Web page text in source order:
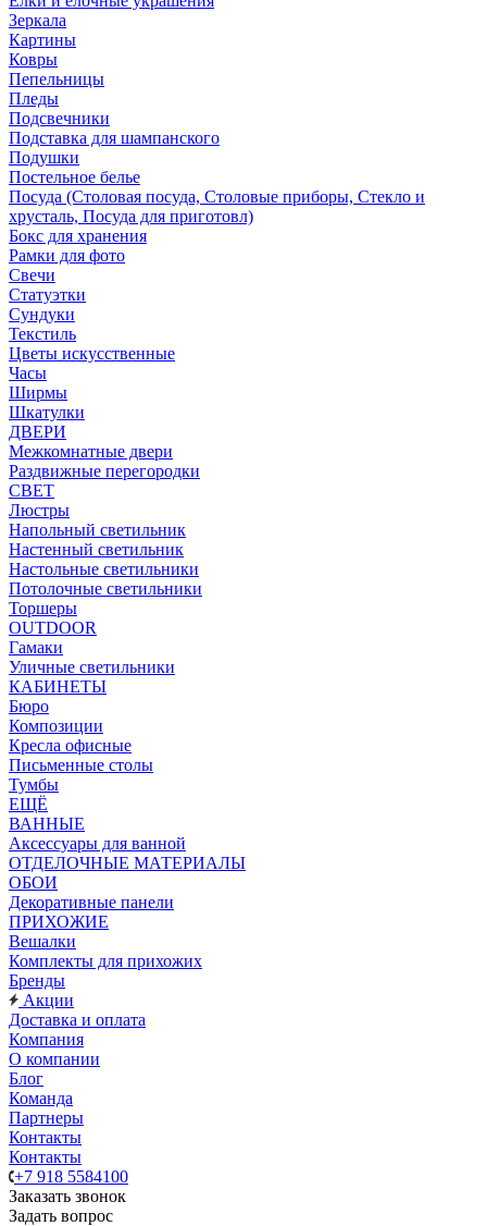
Зеркала
Картины
Ковры
Пепельницы
Пледы
Подсвечники
Подставка для шампанского
Подушки
Постельное белье
Посуда (Столовая посуда, Столовые приборы, Стекло и
хрусталь, Посуда для приготовл)
Бокс для хранения
Рамки для фото
Свечи
Статуэтки
Сундуки
Текстиль
Цветы искусственные
Часы
Ширмы
Шкатулки
ДВЕРИ
Межкомнатные двери
Раздвижные перегородки
СВЕТ
Люстры
Напольный светильник
Настенный светильник
Настольные светильники
Потолочные светильники
Торшеры
OUTDOOR
Гамаки
Уличные светильники
КАБИНЕТЫ
Бюро
Композиции
Кресла офисные
Письменные столы
Тумбы
ЕЩЁ
ВАННЫЕ
Аксессуары для ванной
ОТДЕЛОЧНЫЕ МАТЕРИАЛЫ
ОБОИ
Декоративные панели
ПРИХОЖИЕ
Вешалки
Комплекты для прихожих
Бренды
Акции
Доставка и оплата
Компания
О компании
Блог
Команда
Партнеры
Контакты
Контакты
+7 918 5584100
Заказать звонок
Задать вопрос